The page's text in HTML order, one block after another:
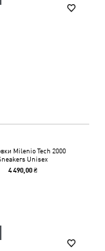
Milenio Tech 2000
Unisex
4 490,00 ₴